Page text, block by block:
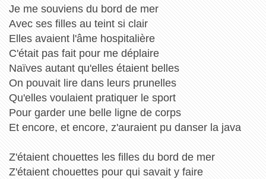
Je me souviens du bord de mer
Avec ses filles au teint si clair
Elles avaient l'âme hospitalière
C'était pas fait pour me déplaire
Naïves autant qu'elles étaient belles
On pouvait lire dans leurs prunelles
Qu'elles voulaient pratiquer le sport
Pour garder une belle ligne de corps
Et encore, et encore, z'auraient pu danser la java
Z'étaient chouettes les filles du bord de mer
Z'étaient chouettes pour qui savait y faire